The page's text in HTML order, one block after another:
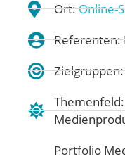
Ort:Online-
Referenten:
Themenfeld:
Portfolio